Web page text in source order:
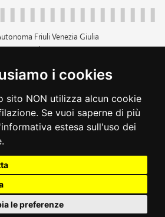
i cookies
sito NON utilizza alcun cookie
Se vuoi saperne di più
estesa sull'uso dei
le preferenze
Friuli Venezia Giulia
p.iva 00526040324
+39 040 3771111
trasparente
accessibilità
dichiarazione di
cambio preferenze cookie
stampa e comunicazione